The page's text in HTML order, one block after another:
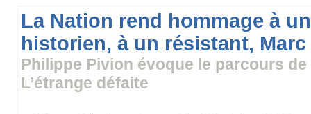
La Nation rend hommage à un
historien, à un résistant,
Philippe Pivion évoque le parcours
L’étrange défaite